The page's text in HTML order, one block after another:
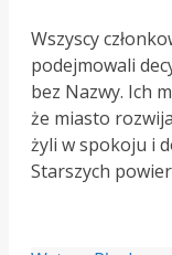
Wszyscy
podejmowali
bez Nazwy. Ich
że miasto
żyli w spokoju i
Starszych